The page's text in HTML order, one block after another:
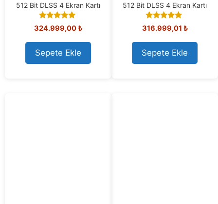
512 Bit DLSS 4 Ekran Kartı
5.00
out of 5
324.999,00₺
Sepete Ekle
512 Bit DLSS 4 Ekran Kartı
5.00
out of 5
316.999,01 ₺
Sepete Ekle